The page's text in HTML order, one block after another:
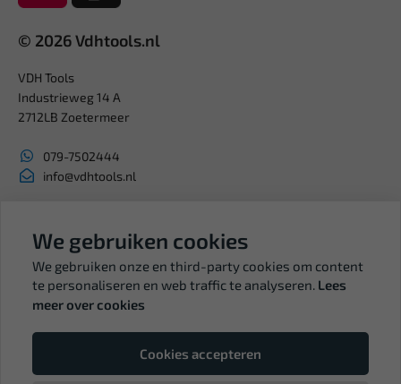
© 2026 Vdhtools.nl
VDH Tools
Industrieweg 14 A
2712LB Zoetermeer
079-7502444
info@vdhtools.nl
BTW: NL819958657B01
We gebruiken cookies
We gebruiken onze en third-party cookies om content
te personaliseren en web traffic te analyseren. Lees
meer over cookies
Cookies accepteren